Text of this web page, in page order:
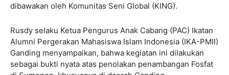
dibawakan oleh Komunitas Seni Global (KING).
Rusdy selaku Ketua Pengurus Anak Cabang (PAC) Ikatan
Alumni Pergerakan Mahasiswa Islam Indonesia (IKA-PMII)
Ganding menyampaikan, bahwa kegiatan ini dilakukan
sebagai bukti nyata atas penolakan penambangan Fosfat